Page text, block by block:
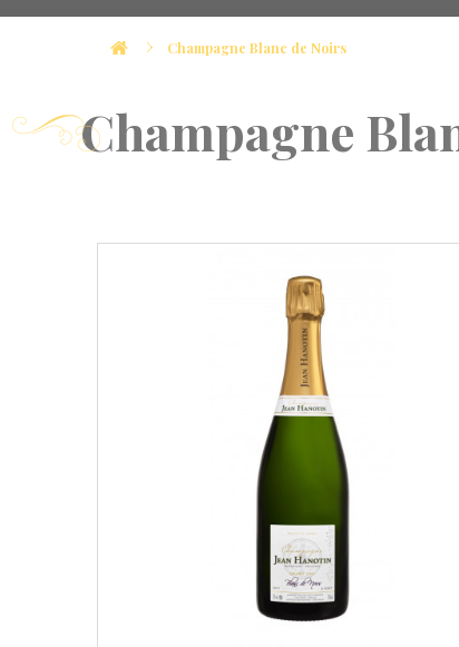
Champagne Blanc de Noirs
Champagne